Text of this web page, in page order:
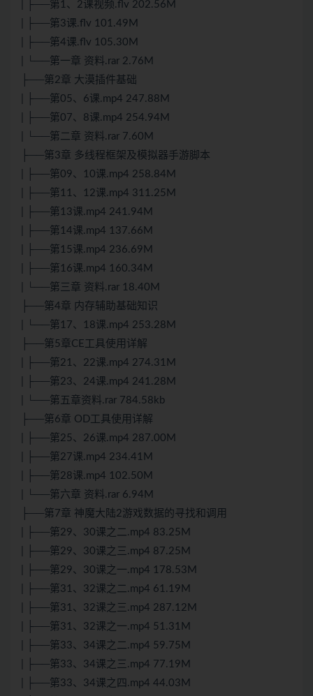
| ├──第1、2课视频.flv 202.56M
| ├──第3课.flv 101.49M
| ├──第4课.flv 105.30M
| └──第一章 资料.rar 2.76M
├──第2章 大漠插件基础
| ├──第05、6课.mp4 247.88M
| ├──第07、8课.mp4 254.94M
| └──第二章 资料.rar 7.60M
├──第3章 多线程框架及模拟器手游脚本
| ├──第09、10课.mp4 258.84M
| ├──第11、12课.mp4 311.25M
| ├──第13课.mp4 241.94M
| ├──第14课.mp4 137.66M
| ├──第15课.mp4 236.69M
| ├──第16课.mp4 160.34M
| └──第三章 资料.rar 18.40M
├──第4章 内存辅助基础知识
| └──第17、18课.mp4 253.28M
├──第5章CE工具使用详解
| ├──第21、22课.mp4 274.31M
| ├──第23、24课.mp4 241.28M
| └──第五章资料.rar 784.58kb
├──第6章 OD工具使用详解
| ├──第25、26课.mp4 287.00M
| ├──第27课.mp4 234.41M
| ├──第28课.mp4 102.50M
| └──第六章 资料.rar 6.94M
├──第7章 神魔大陆2游戏数据的寻找和调用
| ├──第29、30课之二.mp4 83.25M
| ├──第29、30课之三.mp4 87.25M
| ├──第29、30课之一.mp4 178.53M
| ├──第31、32课之二.mp4 61.19M
| ├──第31、32课之三.mp4 287.12M
| ├──第31、32课之一.mp4 51.31M
| ├──第33、34课之二.mp4 59.75M
| ├──第33、34课之三.mp4 77.19M
| ├──第33、34课之四.mp4 44.03M